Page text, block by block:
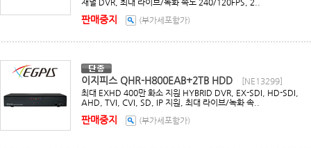
판매중지 (부가세포함가)
이지피스 QHR-H800EAB+2TB HDD
[NE13299]
최대 EXHD 400만 화소 지원 HYBRID DVR, EX-SDI, HD-SDI,
AHD, TVI, CVI, SD, IP 지원, 최대 라이브/녹화 속..
판매중지 (부가세포함가)